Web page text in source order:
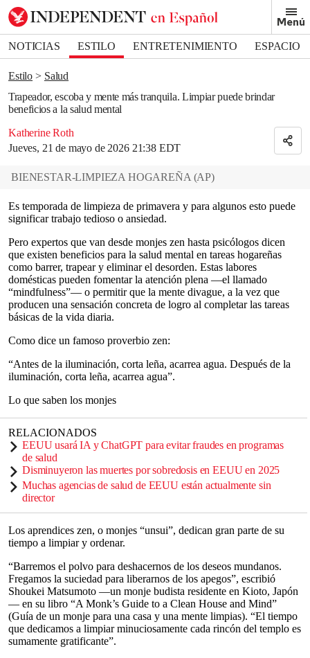
Menú
NOTICIAS ESTILO ENTRETENIMIENTO
ESPACIO
DEPORTES
Estilo
Salud
Trapeador, escoba y mente más tranquila. Limpiar puede brindar
beneficios a la salud mental
Katherine Roth
Jueves, 21 de mayo de 2026 21:38 EDT
Bookmark popover
Removed from bookmarks
Close popover
BIENESTAR-LIMPIEZA HOGAREÑA (AP)
Es temporada de limpieza de primavera y para algunos esto puede
significar trabajo tedioso o ansiedad.
Pero expertos que van desde monjes zen hasta psicólogos dicen
que existen beneficios para la salud mental en tareas hogareñas
como barrer, trapear y eliminar el desorden. Estas labores
domésticas pueden fomentar la atención plena —el llamado
“mindfulness”— o permitir que la mente divague, a la vez que
producen una sensación concreta de logro al completar las tareas
básicas de la vida diaria.
Como dice un famoso proverbio zen:
“Antes de la iluminación, corta leña, acarrea agua. Después de la
iluminación, corta leña, acarrea agua”.
Lo que saben los monjes
RELACIONADOS
EEUU usará IA y ChatGPT para evitar fraudes en programas
de salud
Disminuyeron las muertes por sobredosis en EEUU en 2025
Muchas agencias de salud de EEUU están actualmente sin
director
Los aprendices zen, o monjes “unsui”, dedican gran parte de su
tiempo a limpiar y ordenar.
“Barremos el polvo para deshacernos de los deseos mundanos.
Fregamos la suciedad para liberarnos de los apegos”, escribió
Shoukei Matsumoto —un monje budista residente en Kioto, Japón
— en su libro “A Monk’s Guide to a Clean House and Mind”
(Guía de un monje para una casa y una mente limpias). “El tiempo
que dedicamos a limpiar minuciosamente cada rincón del templo es
sumamente gratificante”.